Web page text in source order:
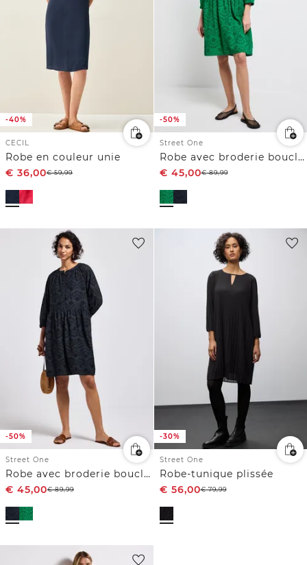
-40%
CECIL
Robe en couleur unie
€ 36,00€59,99
-50%
Street One
Robe avec broderie bouclée
€ 45,00€89,99
-50%
Street One
Robe avec broderie bouclée
€ 45,00€89,99
-30%
Street One
Robe-tunique plissée
€ 56,00€79,99